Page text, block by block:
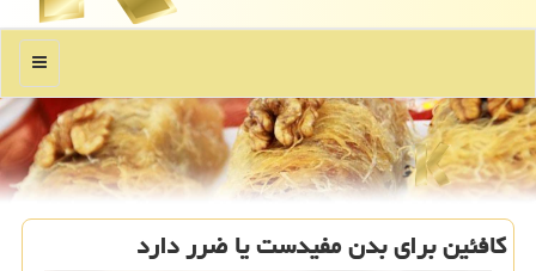
منو
کافئین برای بدن مفیدست یا ضرر دارد